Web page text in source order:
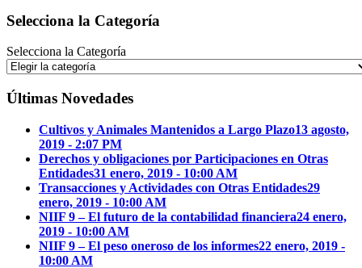
Selecciona la Categoría
Selecciona la Categoría
Últimas Novedades
Cultivos y Animales Mantenidos a Largo Plazo13 agosto,
2019 - 2:07 PM
Derechos y obligaciones por Participaciones en Otras
Entidades31 enero, 2019 - 10:00 AM
Transacciones y Actividades con Otras Entidades29
enero, 2019 - 10:00 AM
NIIF 9 – El futuro de la contabilidad financiera24 enero,
2019 - 10:00 AM
NIIF 9 – El peso oneroso de los informes22 enero, 2019 -
10:00 AM